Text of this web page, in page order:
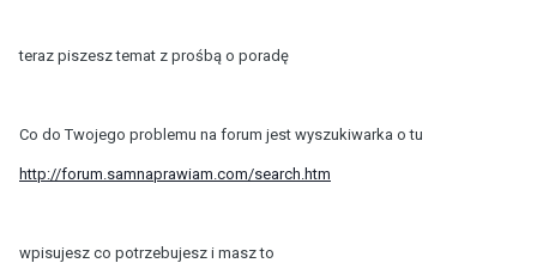
teraz piszesz temat z prośbą o poradę
Co do Twojego problemu na forum jest wyszukiwarka o tu
http://forum.samnaprawiam.com/search.htm
wpisujesz co potrzebujesz i masz to